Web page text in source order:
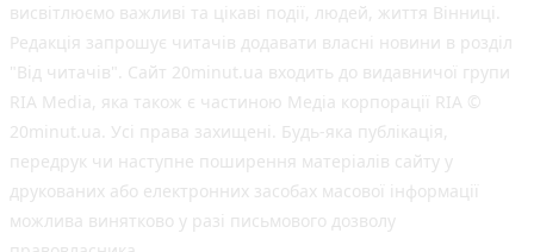
висвітлюємо важливі та цікаві події, людей, життя Вінниці.
Редакція запрошує читачів додавати власні новини в розділ
"Від читачів". Сайт 20minut.ua входить до видавничої групи
RIA Media, яка також є частиною Медіа корпорації RIA ©
20minut.ua. Усі права захищені. Будь-яка публiкацiя,
передрук чи наступне поширення матеріалів сайту у
друкованих або електронних засобах масової інформації
можлива винятково у разі письмового дозволу